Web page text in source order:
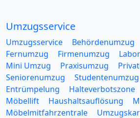
Umzugsservice
Umzugsservice Behördenumzug
Fernumzug
Firmenumzug
Mini Umzug
Praxisumzug
Seniorenumzug
Studentenumzug
Entrümpelung
Halteverbotszone
Möbellift
Haushaltsauflösung
Möbelmitfahrzentrale